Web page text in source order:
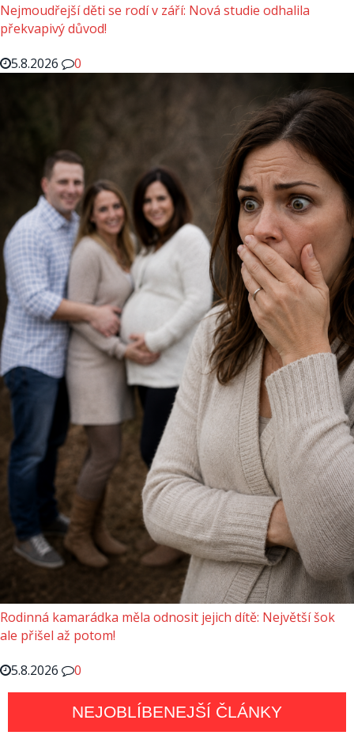
Nejmoudřejší děti se rodí v září: Nová studie odhalila
překvapivý důvod!
5.8.2026
0
Rodinná kamarádka měla odnosit jejich dítě: Největší šok
ale přišel až potom!
5.8.2026
0
NEJOBLÍBENEJŠÍ ČLÁNKY